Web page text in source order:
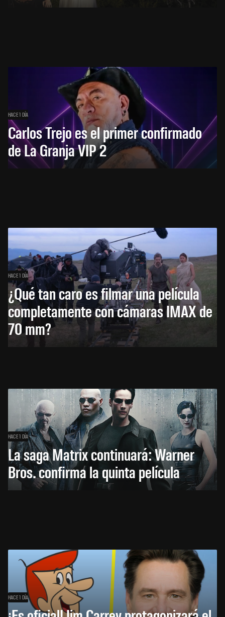
HACE 1 DÍA
Carlos Trejo es el primer confirmado
de La Granja VIP 2
HACE 1 DÍA
¿Qué tan caro es filmar una película
completamente con cámaras IMAX de
70 mm?
HACE 1 DÍA
La saga Matrix continuará: Warner
Bros. confirma la quinta película
HACE 1 DÍA